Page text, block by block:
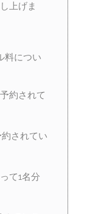
上げま
料につい
約されて
されてい
て1名分